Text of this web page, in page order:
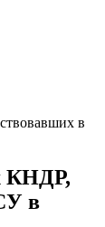
в
КНДР,
в